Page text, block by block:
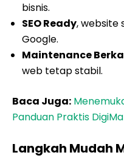
bisnis.
SEO Ready, website
Google.
Maintenance
web tetap stabil.
Baca Juga:
Panduan Praktis
Langkah Mudah